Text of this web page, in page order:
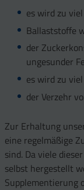
es wird zu
Ballaststoffe
der
ungesunder
es wird zu
der Verzehr
Zur Erhaltung
eine regelmäßige
sind. Da viele
selbst hergestellt
Supplementierung